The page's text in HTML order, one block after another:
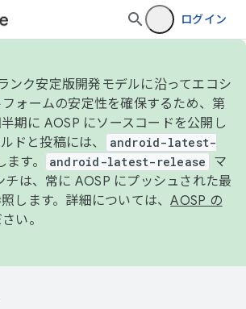
ログイン
ンク安定版開発モデルに沿ってエコシ
ォームの安定性を確保するため、第
期に AOSP にソースコードを公開し
ドと投稿には、
android-latest-
す。 android-latest-release
マ
チは、常に AOSP にプッシュされた最
します。詳細については、AOSP の
い。